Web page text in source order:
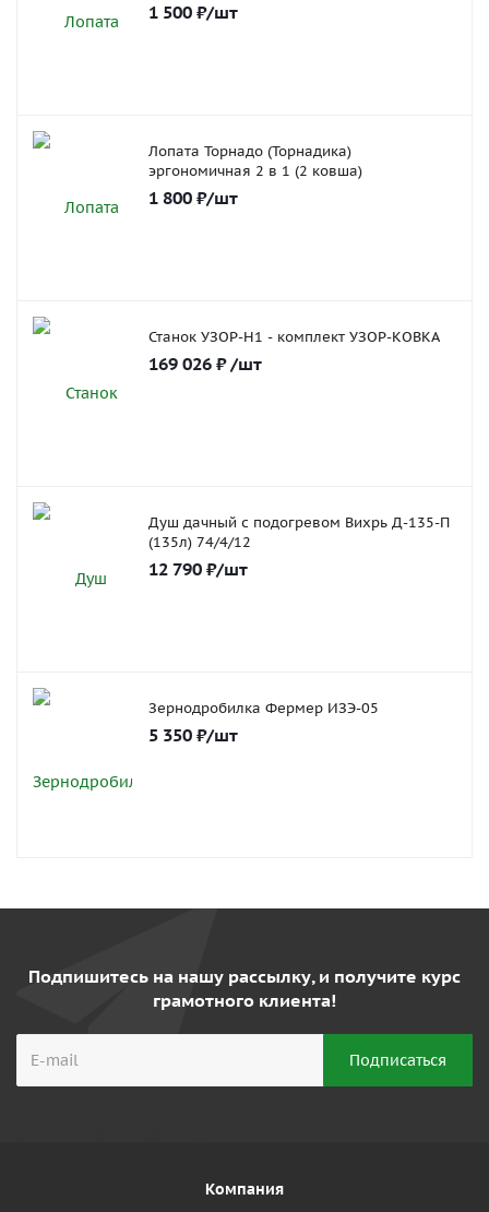
1 500 ₽/шт
Лопата Торнадо (Торнадика)
эргономичная 2 в 1 (2 ковша)
1 800 ₽/шт
Станок УЗОР-Н1 - комплект УЗОР-КОВКА
169 026 ₽ /шт
Душ дачный с подогревом Вихрь Д-135-П
(135л) 74/4/12
12 790 ₽/шт
Зернодробилка Фермер ИЗЭ-05
5 350 ₽/шт
Подпишитесь на нашу рассылку, и получите курс
грамотного клиента!
Компания